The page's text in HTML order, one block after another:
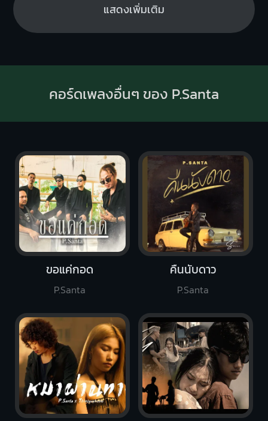
แสดงเพิ่มเติม
คอร์ดเพลงอื่นๆ ของ P.Santa
คืนนับดาว
P.Santa
ขอแค่กอด
P.Santa